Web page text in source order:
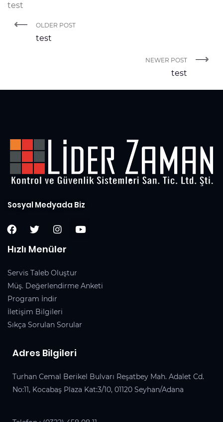
test
OLDER POST
test
NEWER POST
test
Sosyal Medyada Biz
Hızlı Menüler
Servis Taleb Oluştur
Müş. Değerlendirme Anketi
Program İndir
İletişim Bilgileri
Sıkça Sorulan Sorular
Adres Bilgileri
Turhan Cemal Berikel Bulvarı Reşatbey Mah. Adalet Cd.
No:11, Kocabaş Plaza Kat:3/10, 01120 Seyhan/Adana